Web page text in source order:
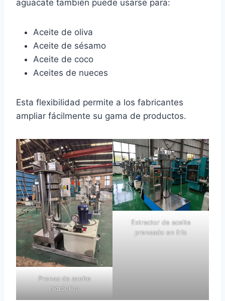
aguacate también puede usarse para:
Aceite de oliva
Aceite de sésamo
Aceite de coco
Aceites de nueces
Esta flexibilidad permite a los fabricantes
ampliar fácilmente su gama de productos.
Prensa de aceite
hidráulico
Extractor de aceite
prensado en frío